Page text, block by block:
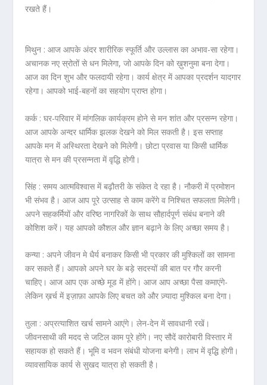
रखते हैं।
मिथुन : आज आपके अंदर शारीरिक स्फूर्ति और उल्लास का अभाव-सा रहेगा।
अचानक नए स्रोतों से धन मिलेगा, जो आपके दिन को ख़ुशनुमा बना देगा।
आज का दिन शुभ और फलदायी रहेगा। कार्य क्षेत्र में आपका प्रदर्शन यादगार
रहेगा। आपको भाई-बहनों का सहयोग प्राप्त होगा।
कर्क : घर-परिवार में मांगलिक कार्यक्रम होने से मन शांत और प्रसन्न रहेगा।
आज आपके अन्दर धार्मिक झलक देखने को मिल सकती है। इस सप्ताह
आपके मन में अस्थिरता देखने को मिलेगी। छोटा प्रवास या किसी धार्मिक
यात्रा से मन की प्रसन्नता में वृद्धि होगी।
सिंह : समय आत्मविश्वास में बढ़ौतरी के संकेत दे रहा है। नौकरी में प्रमोशन
भी संभव है। आज आप पूरे उत्साह से काम करेंगे व निश्चित सफलता मिलेगी।
अपने सहकर्मियों और वरिष्ठ नागरिकों के साथ सौहार्दपूर्ण संबंध बनाने की
कोशिश करें। यह आपको कौशल और ज्ञान बढ़ाने के लिए अच्छा समय है।
कन्या :अपने जीवन मे धैर्य बनाकर किसी भी प्रकार की मुश्किलों का सामना
कर सकते हैं। आपको अपने घर के बड़े सदस्यों की बात पर गौर करनी
चाहिए। आज आप एक अच्छे मूड में होंगे। आज आप अच्छा पैसा कमाएंगे-
लेकिन ख़र्च में इज़ाफ़ा आपके लिए बचत को और ज़्यादा मुश्किल बना देगा।
तुला :अप्रत्याशित खर्च सामने आएंगे। लेन-देन में सावधानी रखें।
जीवनसाथी की मदद से जटिल काम पूरे होंगे। नए सौदें कारोबारी विस्तार में
सहायक हो सकते हैं। भूमि व भवन संबंधी योजना बनेगी। लाभ में वृद्धि होगी।
व्यावसायिक कार्य से सुखद यात्रा हो सकती है।